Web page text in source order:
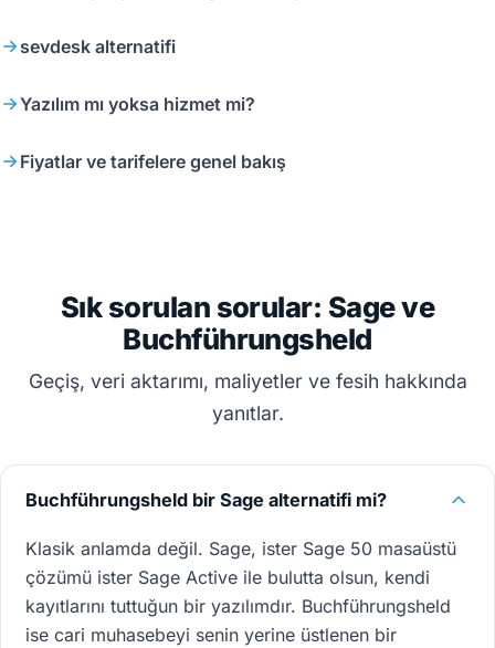
sevdesk alternatifi
Yazılım mı yoksa hizmet mi?
Fiyatlar ve tarifelere genel bakış
Sık sorulan sorular: Sage ve
Buchführungsheld
Geçiş, veri aktarımı, maliyetler ve fesih hakkında
yanıtlar.
Buchführungsheld bir Sage alternatifi mi?
Klasik anlamda değil. Sage, ister Sage 50 masaüstü
çözümü ister Sage Active ile bulutta olsun, kendi
kayıtlarını tuttuğun bir yazılımdır. Buchführungsheld
ise cari muhasebeyi senin yerine üstlenen bir